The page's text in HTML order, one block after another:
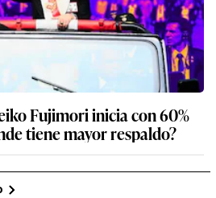
Fujimori inicia con 60%
tiene mayor respaldo?